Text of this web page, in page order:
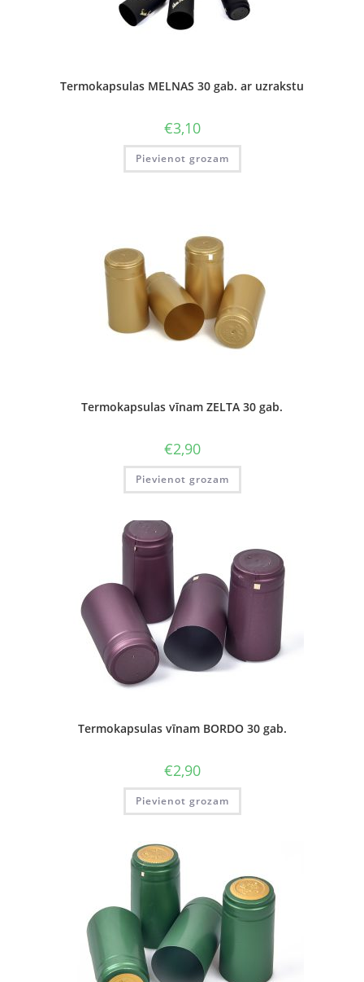
Termokapsulas MELNAS 30 gab. ar uzrakstu
€3,10
Pievienot grozam
Termokapsulas vīnam ZELTA 30 gab.
€2,90
Pievienot grozam
Termokapsulas vīnam BORDO 30 gab.
€2,90
Pievienot grozam